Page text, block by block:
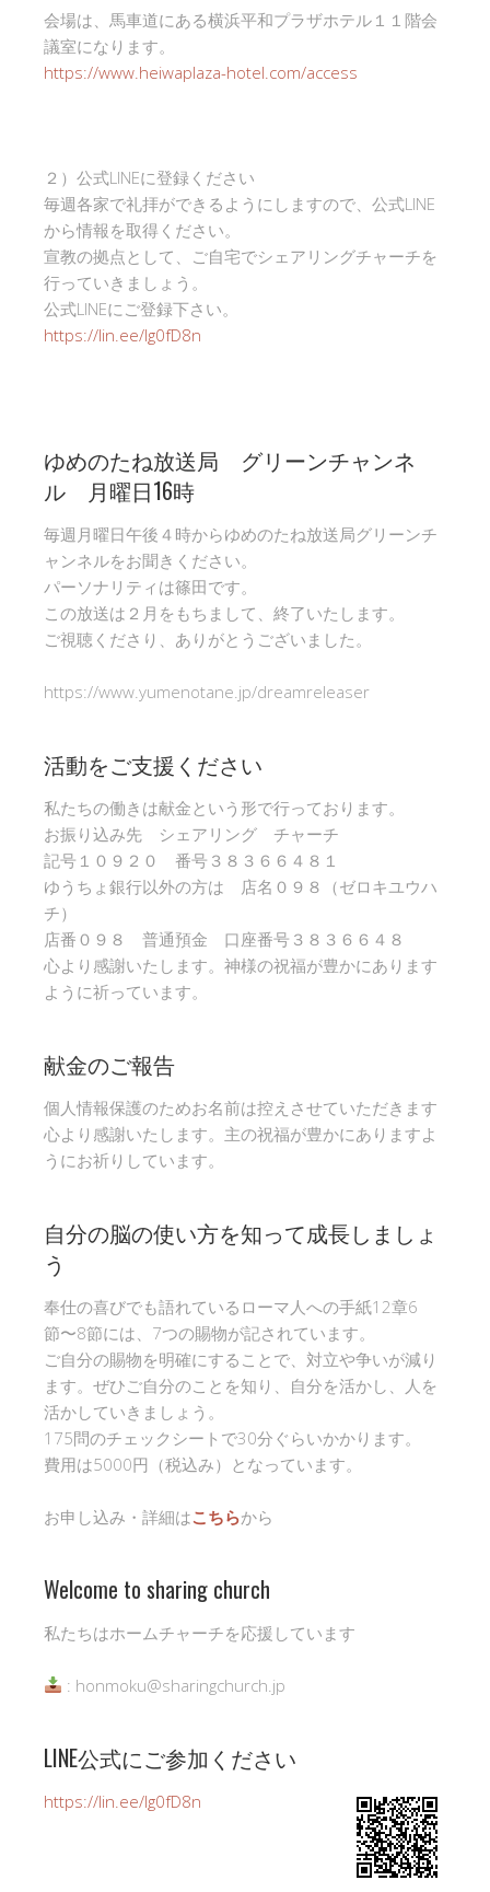
会場は、馬車道にある横浜平和プラザホテル１１階会
議室になります。
https://www.heiwaplaza-hotel.com/access
２）公式LINEに登録ください
毎週各家で礼拝ができるようにしますので、公式LINE
から情報を取得ください。
宣教の拠点として、ご自宅でシェアリングチャーチを
行っていきましょう。
公式LINEにご登録下さい。
https://lin.ee/Ig0fD8n
ゆめのたね放送局 グリーンチャンネ
ル 月曜日16時
毎週月曜日午後４時からゆめのたね放送局グリーンチ
ャンネルをお聞きください。
パーソナリティは篠田です。
この放送は２月をもちまして、終了いたします。
ご視聴くださり、ありがとうございました。
https://www.yumenotane.jp/dreamreleaser
活動をご支援ください
私たちの働きは献金という形で行っております。
お振り込み先 シェアリング チャーチ
記号１０９２０ 番号３８３６６４８１
ゆうちょ銀行以外の方は 店名０９８（ゼロキユウハ
チ）
店番０９８ 普通預金 口座番号３８３６６４８
心より感謝いたします。神様の祝福が豊かにあります
ように祈っています。
献金のご報告
個人情報保護のためお名前は控えさせていただきます
心より感謝いたします。主の祝福が豊かにありますよ
うにお祈りしています。
自分の脳の使い方を知って成長しましょ
う
奉仕の喜びでも語れているローマ人への手紙12章6
節〜8節には、7つの賜物が記されています。
ご自分の賜物を明確にすることで、対立や争いが減り
ます。ぜひご自分のことを知り、自分を活かし、人を
活かしていきましょう。
175問のチェックシートで30分ぐらいかかります。
費用は5000円（税込み）となっています。
お申し込み・詳細はこちらから
Welcome to sharing church
私たちはホームチャーチを応援しています
: honmoku@sharingchurch.jp
LINE公式にご参加ください
https://lin.ee/Ig0fD8n